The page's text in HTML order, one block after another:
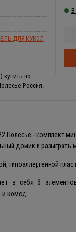
-
ДЛЯ КУКОЛ
купить по
Россия.
Полесье - комплект
домик и разыграть
гипоаллергенной
в себя 6
и комод.